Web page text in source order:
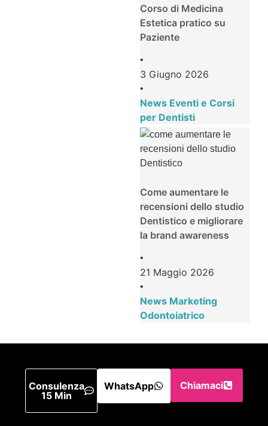
Corso di Medicina
Estetica pratico su
Paziente
•
3 Giugno 2026
•
News Eventi e Corsi
per Dentisti
Come aumentare le
recensioni dello studio
Dentistico e migliorare
la brand awareness
•
21 Maggio 2026
•
News Marketing
Odontoiatrico
Consulenza
15 Min
WhatsApp Chiamaci